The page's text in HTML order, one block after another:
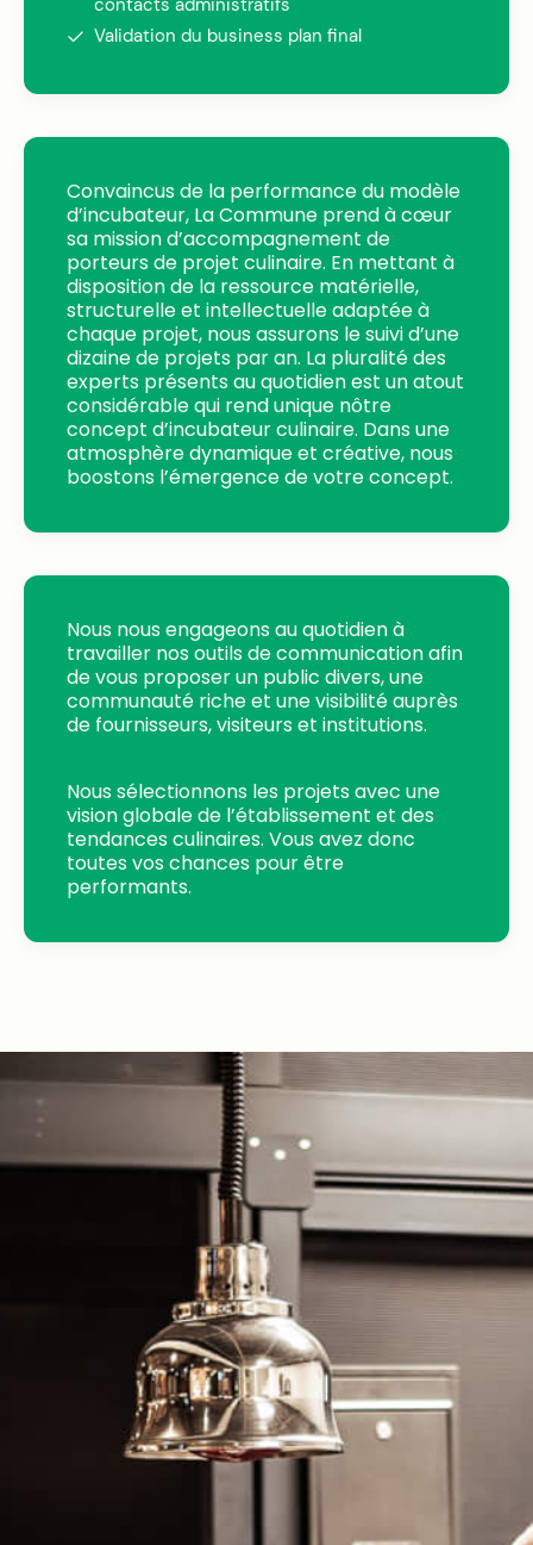
contacts administratifs
Validation du business plan final
Convaincus de la performance du modèle
d’incubateur, La Commune prend à cœur
sa mission d’accompagnement de
porteurs de projet culinaire. En mettant à
disposition de la ressource matérielle,
structurelle et intellectuelle adaptée à
chaque projet, nous assurons le suivi d’une
dizaine de projets par an. La pluralité des
experts présents au quotidien est un atout
considérable qui rend unique nôtre
concept d’incubateur culinaire. Dans une
atmosphère dynamique et créative, nous
boostons l’émergence de votre concept.
Nous nous engageons au quotidien à
travailler nos outils de communication afin
de vous proposer un public divers, une
communauté riche et une visibilité auprès
de fournisseurs, visiteurs et institutions.
Nous sélectionnons les projets avec une
vision globale de l’établissement et des
tendances culinaires. Vous avez donc
toutes vos chances pour être
performants.